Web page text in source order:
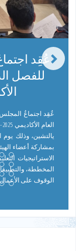
عُقِد
للفصل
الاستراتيجيات
المخططة،
الوقوف على